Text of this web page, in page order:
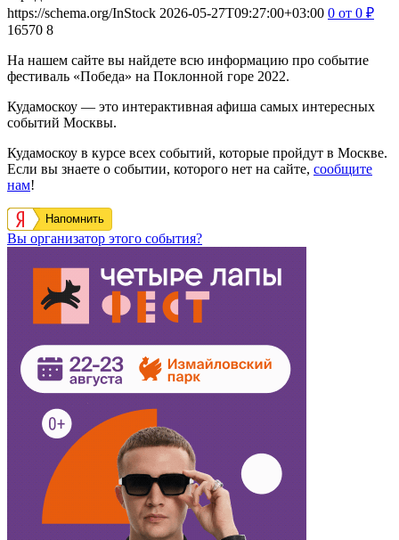
https://schema.org/InStock 2026-05-27T09:27:00+03:00 0 от 0 ₽
16570 8
На нашем сайте вы найдете всю информацию про событие
фестиваль «Победа» на Поклонной горе 2022.
Кудамоскоу — это интерактивная афиша самых интересных
событий Москвы.
Кудамоскоу в курсе всех событий, которые пройдут в Москве.
Если вы знаете о событии, которого нет на сайте, сообщите
нам!
Напомнить
Вы организатор этого события?